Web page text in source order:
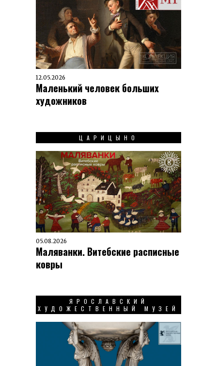
12.05.2026
Маленький человек больших
художников
ЦАРИЦЫНО
05.08.2026
Маляванки. Витебские расписные
ковры
ЯРОСЛАВСКИЙ
ХУДОЖЕСТВЕННЫЙ МУЗЕЙ